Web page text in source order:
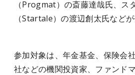
（Progmat）の斎藤達哉氏、ス
（Startale）の渡辺創太氏などが
参加対象は、年金基金、保険会
社などの機関投資家、ファンド